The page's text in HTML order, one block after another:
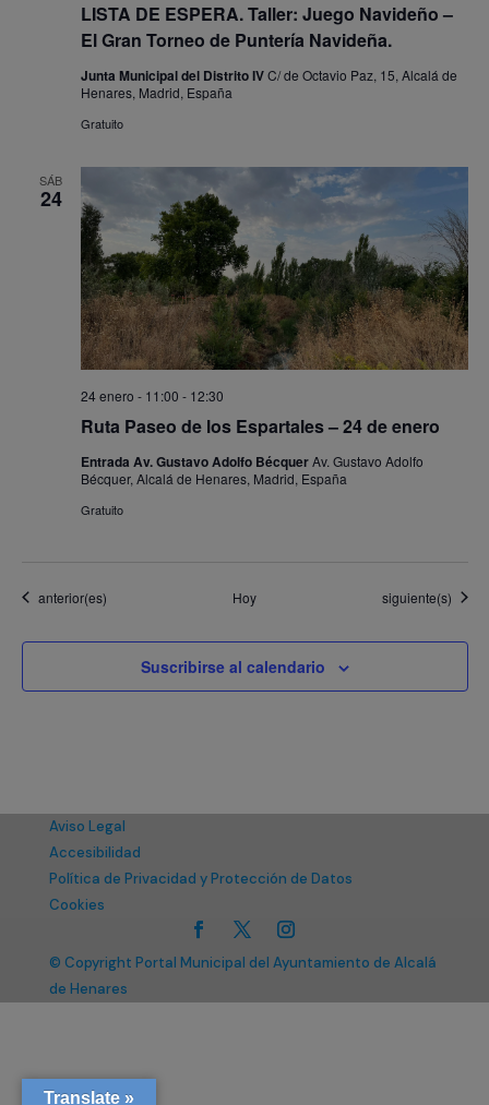
LISTA DE ESPERA. Taller: Juego Navideño –
El Gran Torneo de Puntería Navideña.
Junta Municipal del Distrito IVC/ de Octavio Paz, 15, Alcalá de
Henares, Madrid, España
Gratuito
SÁB
24
Ruta Paseo de los Espartales – 24 de enero
24 enero - 11:00 - 12:30
Entrada Av. Gustavo Adolfo BécquerAv. Gustavo Adolfo
Bécquer, Alcalá de Henares, Madrid, España
Gratuito
Eventos
anterior(es) Hoy Eventos
siguiente(s)
Suscribirse al calendario
Aviso Legal
Accesibilidad
Política de Privacidad y Protección de Datos
Cookies
© Copyright Portal Municipal del Ayuntamiento de Alcalá
de Henares
Translate »